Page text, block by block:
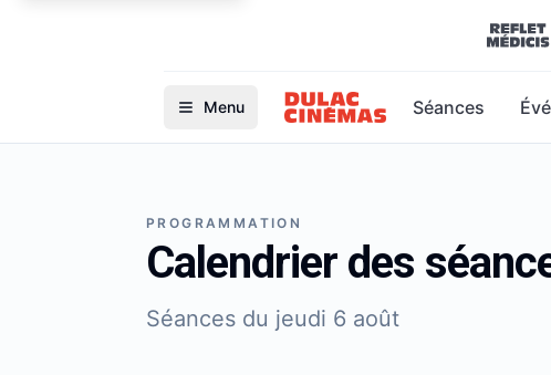
Menu Séances
PROGRAMMATION
Calendrier des
Séances du jeudi 6 août